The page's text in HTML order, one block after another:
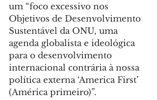
um “foco excessivo nos
Objetivos de Desenvolvimento
Sustentável da ONU, uma
agenda globalista e ideológica
para o desenvolvimento
internacional contrária à nossa
política externa ‘America First’
(América primeiro)”.